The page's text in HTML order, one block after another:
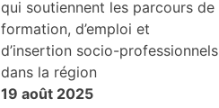
qui soutiennent les parcours de
formation, d’emploi et
d’insertion socio-professionnels
dans la région
19 août 2025